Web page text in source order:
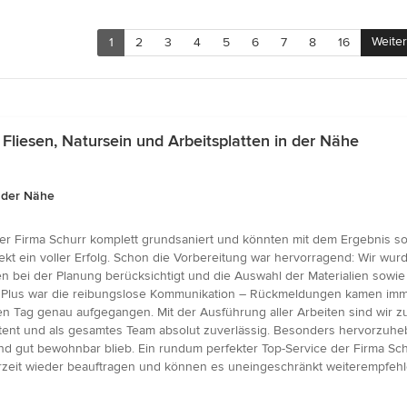
1 2 3 4 5 6 7 8 16 Weiter
Natursein und Arbeitsplatten in der Nähe
Nähe
Firma Schurr komplett grundsaniert und könnten mit dem Ergebnis
ein voller Erfolg. Schon die Vorbereitung war hervorragend: Wir
der Planung berücksichtigt und die Auswahl der Materialien
war die reibungslose Kommunikation – Rückmeldungen kamen
Tag genau aufgegangen. Mit der Ausführung aller Arbeiten sind wir
und als gesamtes Team absolut zuverlässig. Besonders
gut bewohnbar blieb. Ein rundum perfekter Top-Service der Firma
wieder beauftragen und können es uneingeschränkt